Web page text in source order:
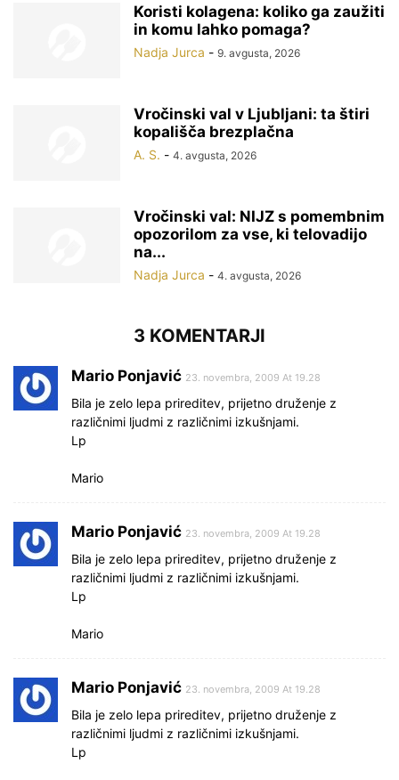
Koristi kolagena: koliko ga zaužiti
in komu lahko pomaga?
Nadja Jurca - 9. avgusta, 2026
Vročinski val v Ljubljani: ta štiri
kopališča brezplačna
A. S. - 4. avgusta, 2026
Vročinski val: NIJZ s pomembnim
opozorilom za vse, ki telovadijo
na...
Nadja Jurca - 4. avgusta, 2026
3 KOMENTARJI
Mario Ponjavić 23. novembra, 2009 At 19.28
Bila je zelo lepa prireditev, prijetno druženje z
različnimi ljudmi z različnimi izkušnjami.
Lp
Mario
Mario Ponjavić 23. novembra, 2009 At 19.28
Bila je zelo lepa prireditev, prijetno druženje z
različnimi ljudmi z različnimi izkušnjami.
Lp
Mario
Mario Ponjavić 23. novembra, 2009 At 19.28
Bila je zelo lepa prireditev, prijetno druženje z
različnimi ljudmi z različnimi izkušnjami.
Lp